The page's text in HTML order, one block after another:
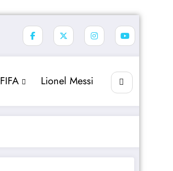
FIFA Lionel Messi